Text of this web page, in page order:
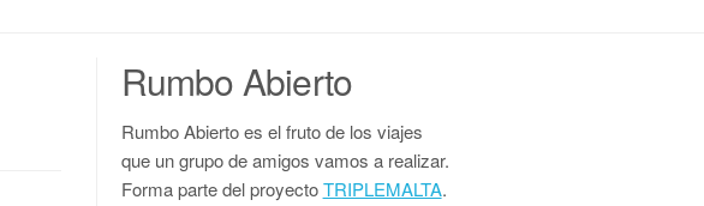
Rumbo Abierto
Rumbo Abierto es el fruto de los viajes
que un grupo de amigos vamos a realizar.
Forma parte del proyectoTRIPLEMALTA.